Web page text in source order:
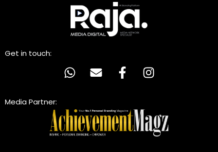
Get in touch:
Media Partner: